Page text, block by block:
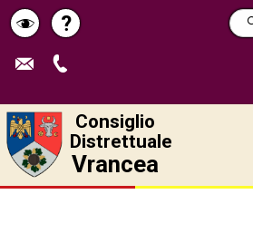
Schimbă
contrastul
Pagina
de
?
nel
RICERCA
Consiglio
Distrettuale
Vrancea